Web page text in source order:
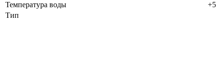
Температура воды
Тип